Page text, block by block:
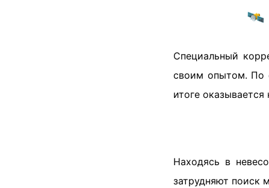
🛰
Специальный
своим опытом. По
итоге
Находясь в
затрудняют поиск